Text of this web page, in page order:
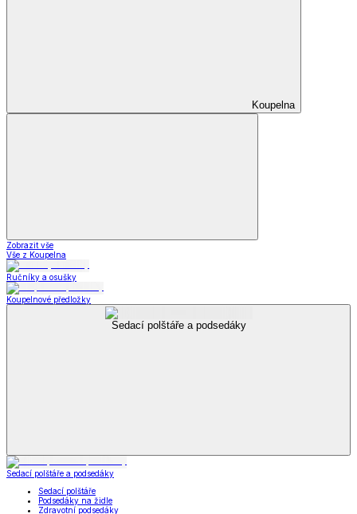
Koupelna
Zobrazit vše
Vše z Koupelna
Ručníky a osušky
Koupelnové předložky
Sedací polštáře a podsedáky
Sedací polštáře a podsedáky
Sedací polštáře
Podsedáky na židle
Zdravotní podsedáky